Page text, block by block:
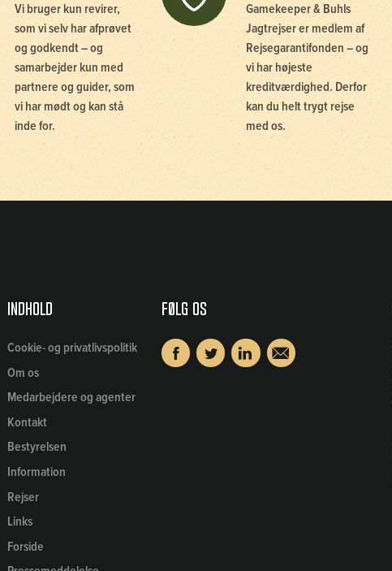
Vi bruger kun revirer,
som vi selv har afprøvet
og godkendt – og
samarbejder kun med
partnere og guider, som
vi har mødt og kan stå
inde for.
Gamekeeper & Buhls
Jagtrejser er medlem af
Rejsegarantifonden – og
vi har højeste
kreditværdighed. Derfor
kan du helt trygt rejse
med os.
Indhold
Cookie- og privatlivspolitik
Om os
Medarbejdere og agenter
Kontakt
Bestyrelsen
Information
Rejser
Links
Forside
Følg os